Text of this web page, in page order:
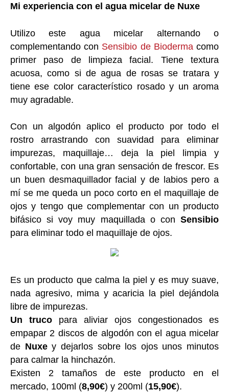
Mi experiencia con el agua micelar de Nuxe
Utilizo este agua micelar alternando o
complementando con Sensibio de Biodermacomo
primer paso de limpieza facial. Tiene textura
acuosa, como si de agua de rosas se tratara y
tiene ese color característico rosado y un aroma
muy agradable.
Con un algodón aplico el producto por todo el
rostro arrastrando con suavidad para eliminar
impurezas, maquillaje… deja la piel limpia y
confortable, con una gran sensación de frescor. Es
un buen desmaquillador facial y de labios pero a
mí se me queda un poco corto en el maquillaje de
ojos y tengo que complementar con un producto
bifásico si voy muy maquillada o con Sensibio
para eliminar todo el maquillaje de ojos.
Es un producto que calma la piel y es muy suave,
nada agresivo, mima y acaricia la piel dejándola
libre de impurezas.
Un truco para aliviar ojos congestionados es
empapar 2 discos de algodón con el agua micelar
de Nuxey dejarlos sobre los ojos unos minutos
para calmar la hinchazón.
Existen 2 tamaños de este producto en el
mercado, 100ml (8,90€) y 200ml (15,90€).